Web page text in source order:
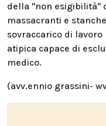
della "non esigibilità"
massacranti e
sovraccarico di
atipica capace di
medico.
(avv.ennio grassini-